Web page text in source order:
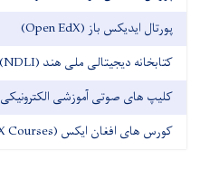
پورتال ایدیکس باز (Open EdX)
کتابخانه دیجیتالی ملی هند (NDLI)
کلیپ های صوتی آموزشی الکترونیکی Spoken Tutorial
کورس های افغان ایکس (Afghan X Courses )